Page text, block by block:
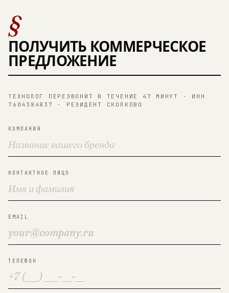
§
ПОЛУЧИТЬ КОММЕРЧЕСКОЕ
ПРЕДЛОЖЕНИЕ
ТЕХНОЛОГ ПЕРЕЗВОНИТ В ТЕЧЕНИЕ 47 МИНУТ · ИНН
7604384837 · РЕЗИДЕНТ СКОЛКОВО
КОМПАНИЯ
КОНТАКТНОЕ ЛИЦО
EMAIL
ТЕЛЕФОН